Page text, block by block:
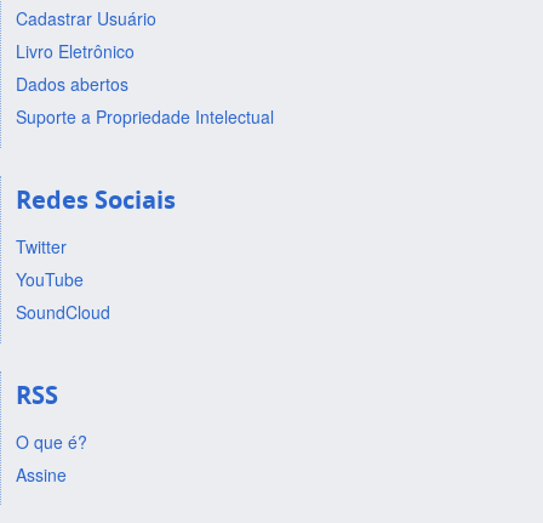
Cadastrar Usuário
Livro Eletrônico
Dados abertos
Suporte a Propriedade Intelectual
Redes Sociais
Twitter
YouTube
SoundCloud
RSS
O que é?
Assine